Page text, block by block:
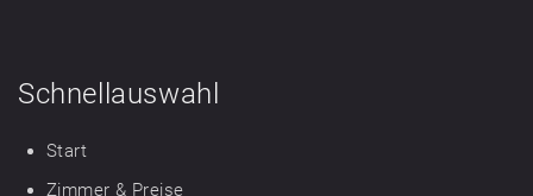
Schnellauswahl
Start
Zimmer & Preise